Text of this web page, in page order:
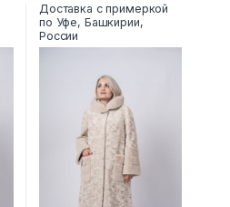
Доставка с примеркой
по Уфе, Башкирии,
России